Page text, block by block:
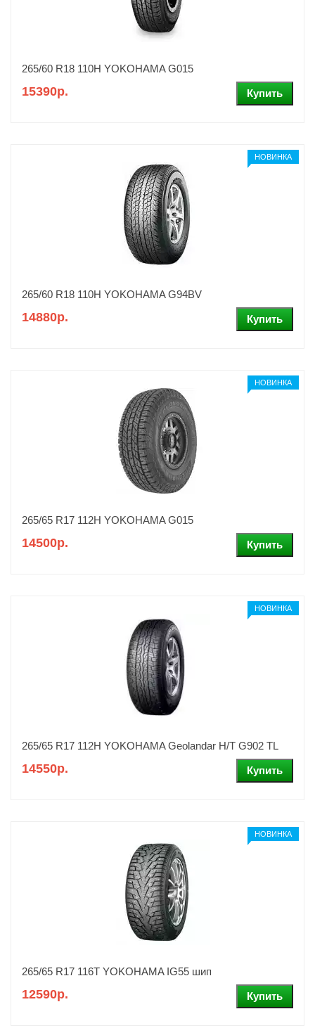
265/60 R18 110H YOKOHAMA G015
15390р.
НОВИНКА
265/60 R18 110H YOKOHAMA G94BV
14880р.
НОВИНКА
265/65 R17 112H YOKOHAMA G015
14500р.
НОВИНКА
265/65 R17 112H YOKOHAMA Geolandar H/T G902 TL
14550р.
НОВИНКА
265/65 R17 116T YOKOHAMA IG55 шип
12590р.